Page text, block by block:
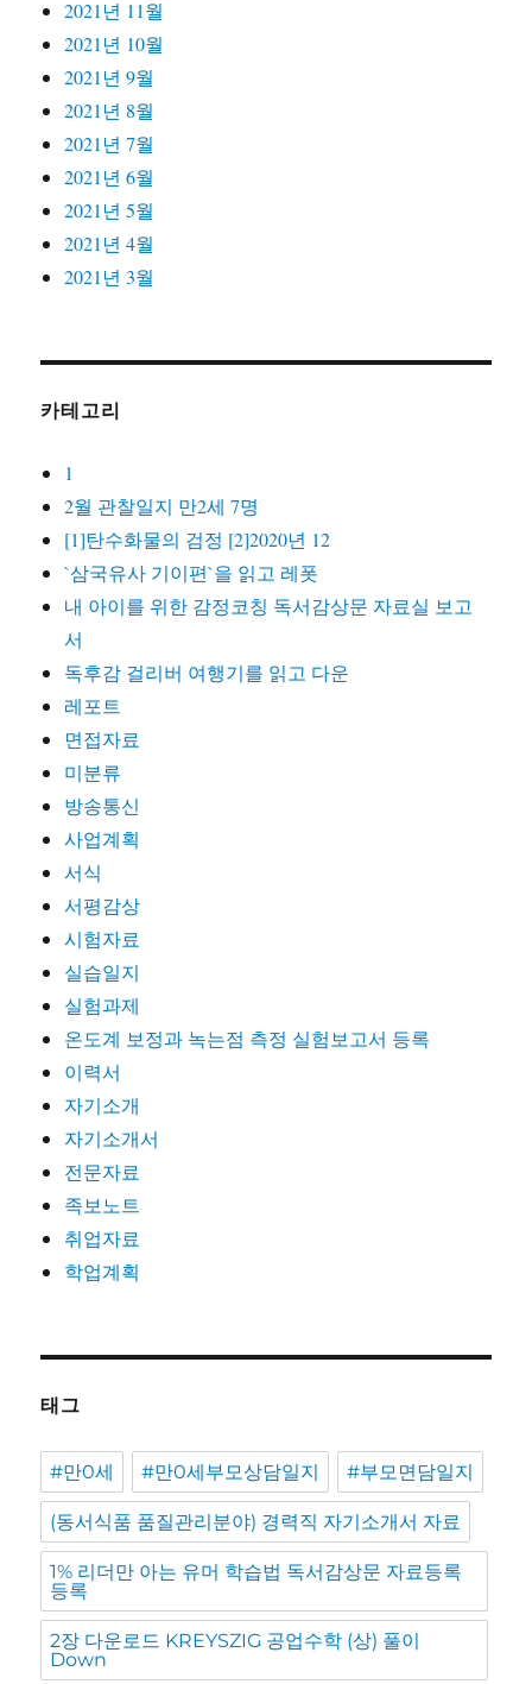
2021년 11월
2021년 10월
2021년 9월
2021년 8월
2021년 7월
2021년 6월
2021년 5월
2021년 4월
2021년 3월
카테고리
1
2월 관찰일지 만2세 7명
[1]탄수화물의 검정 [2]2020년 12
`삼국유사 기이편`을 읽고 레폿
내 아이를 위한 감정코칭 독서감상문 자료실 보고
서
독후감 걸리버 여행기를 읽고 다운
레포트
면접자료
미분류
방송통신
사업계획
서식
서평감상
시험자료
실습일지
실험과제
온도계 보정과 녹는점 측정 실험보고서 등록
이력서
자기소개
자기소개서
전문자료
족보노트
취업자료
학업계획
태그
#만0세 #만0세부모상담일지 #부모면담일지
(동서식품 품질관리분야) 경력직 자기소개서 자료
1% 리더만 아는 유머 학습법 독서감상문 자료등록
등록
2장 다운로드 KREYSZIG 공업수학 (상) 풀이
Down